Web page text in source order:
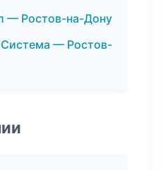
— Ростов-на-Дону
— Ростов-